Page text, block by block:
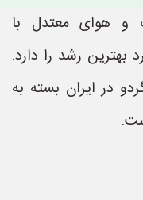
و هوای معتدل با
رشد را دارد.
در ایران بسته به